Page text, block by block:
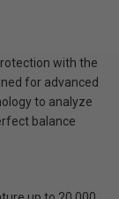
with the
for advanced
to analyze
balance